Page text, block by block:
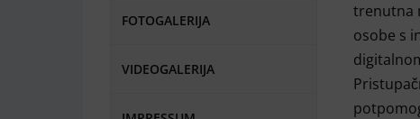
FOTOGALERIJA
VIDEOGALERIJA
trenutna
osobe s